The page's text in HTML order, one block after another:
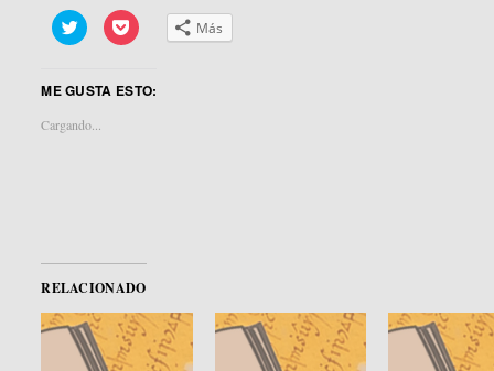
Haz
clic
Twitter
abre
en
Haz
clic
Pocket
Más
ME GUSTA ESTO:
Cargando...
RELACIONADO